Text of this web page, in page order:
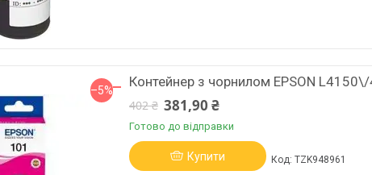
–5%
Контейнер з чорнилом EPSON
402 ₴ 381,90 ₴
Готово до відправки
Купити TZK948961